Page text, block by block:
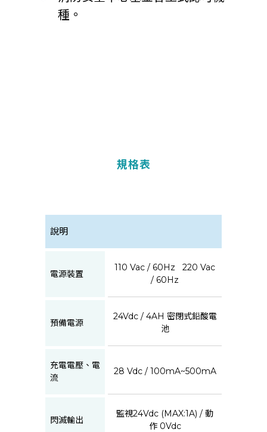
種。
規格表
說明
電源裝置
110 Vac / 60Hz 220 Vac
/ 60Hz
預備電源
24Vdc / 4AH 密閉式鉛酸電
池
充電電壓、電
流
28 Vdc / 100mA~500mA
閃滅輸出
監視24Vdc (MAX:1A) / 動
作 0Vdc